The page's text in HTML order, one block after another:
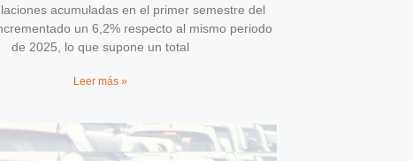
acumuladas en el primer semestre del
un 6,2% respecto al mismo periodo
de 2025, lo que supone un total
Leer más »